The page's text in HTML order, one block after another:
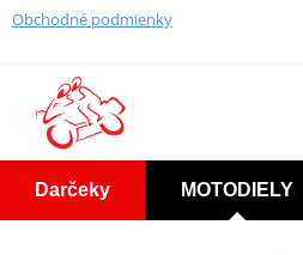
Obchodné podmienky
Darčeky MOTODIELY